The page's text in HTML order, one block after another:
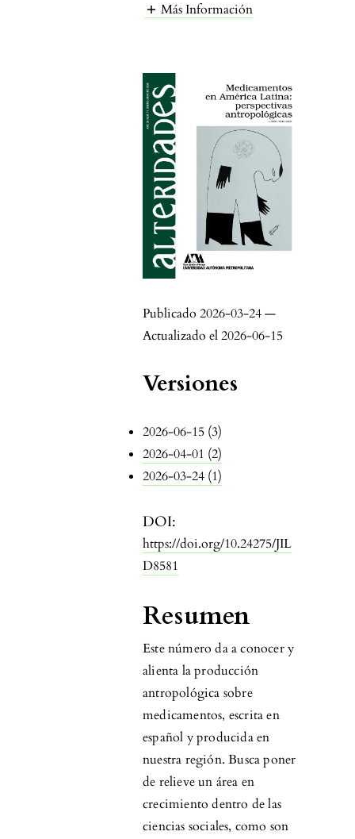
Más Información
DOI:
https://doi.org/10.24275/JIL
D8581
Publicado 2026-03-24 —
Actualizado el 2026-06-15
Versiones
2026-06-15 (3)
2026-04-01 (2)
2026-03-24 (1)
Resumen
Este número da a conocer y
alienta la producción
antropológica sobre
medicamentos, escrita en
español y producida en
nuestra región. Busca poner
de relieve un área en
crecimiento dentro de las
ciencias sociales, como son